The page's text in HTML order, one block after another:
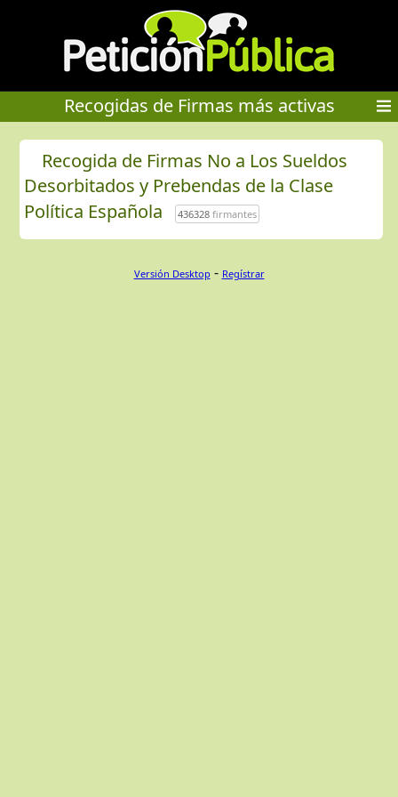
Recogidas de Firmas más activas
Recogida de Firmas No a Los Sueldos
Desorbitados y Prebendas de la Clase
Política Española
436328firmantes
Versión Desktop - Regístrar